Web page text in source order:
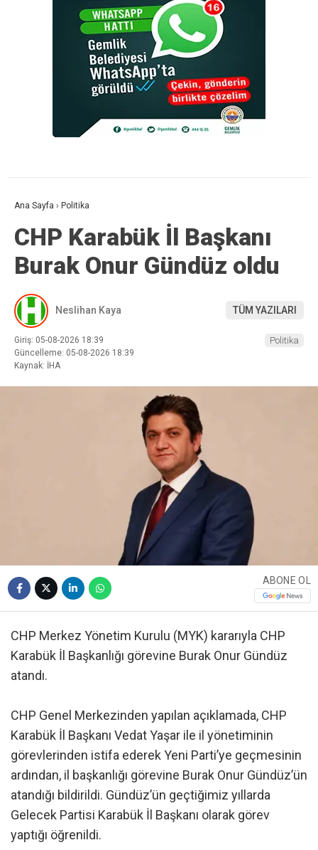
Ana Sayfa › Politika
CHP Karabük İl Başkanı
Burak Onur Gündüz oldu
Neslihan Kaya TÜM YAZILARI
Giriş: 05-08-2026 18:39
Güncelleme: 05-08-2026 18:39
Kaynak: İHA
Politika
ABONE OL
CHP Merkez Yönetim Kurulu (MYK) kararıyla CHP
Karabük İl Başkanlığı görevine Burak Onur Gündüz
atandı.
CHP Genel Merkezinden yapılan açıklamada, CHP
Karabük İl Başkanı Vedat Yaşar ile il yönetiminin
görevlerinden istifa ederek Yeni Parti’ye geçmesinin
ardından, il başkanlığı görevine Burak Onur Gündüz’ün
atandığı bildirildi. Gündüz’ün geçtiğimiz yıllarda
Gelecek Partisi Karabük İl Başkanı olarak görev
yaptığı öğrenildi.